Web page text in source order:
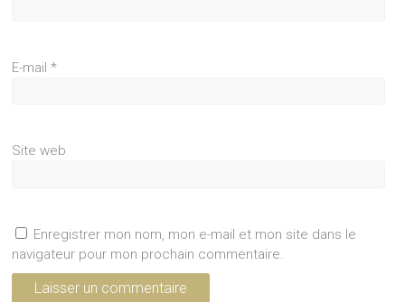
E-mail*
Site web
Enregistrer mon nom, mon e-mail et mon site dans le
navigateur pour mon prochain commentaire.